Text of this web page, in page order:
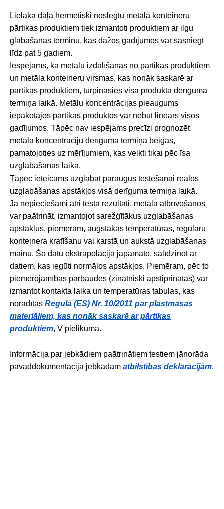
Lielākā daļa hermētiski noslēgtu metāla konteineru
pārtikas produktiem tiek izmantoti produktiem ar ilgu
glabāšanas termiņu, kas dažos gadījumos var sasniegt
līdz pat 5 gadiem.
Iespējams, ka metālu izdalīšanās no pārtikas produktiem
un metāla konteineru virsmas, kas nonāk saskarē ar
pārtikas produktiem, turpināsies visā produkta derīguma
termiņa laikā. Metālu koncentrācijas pieaugums
iepakotajos pārtikas produktos var nebūt lineārs visos
gadījumos. Tāpēc nav iespējams precīzi prognozēt
metāla koncentrāciju derīguma termiņa beigās,
pamatojoties uz mērījumiem, kas veikti tikai pēc īsa
uzglabāšanas laika.
Tāpēc ieteicams uzglabāt paraugus testēšanai reālos
uzglabāšanas apstākļos visā derīguma termiņa laikā.
Ja nepieciešami ātri testa rezultāti, metāla atbrīvošanos
var paātrināt, izmantojot sarežģītākus uzglabāšanas
apstākļus, piemēram, augstākas temperatūras, regulāru
konteinera kratīšanu vai karstā un aukstā uzglabāšanas
maiņu. Šo datu ekstrapolācija jāpamato, salīdzinot ar
datiem, kas iegūti normālos apstākļos. Piemēram, pēc to
piemērojamības pārbaudes (zinātniski apstiprinātas) var
izmantot kontakta laika un temperatūras tabulas, kas
norādītas Regulā (ES) Nr. 10/2011 par plastmasas
materiāliem, kas nonāk saskarē ar pārtikas
produktiem, V pielikumā.
Informācija par jebkādiem paātrinātiem testiem jānorāda
pavaddokumentācijā jebkādām atbilstības deklarācijām.